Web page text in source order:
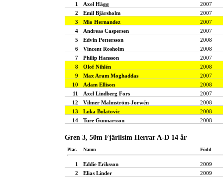
1 Axel Hägg
2007
2
Emil Bjärsholm
2007
3
Mio Hernandez
2007
4
Andreas Caspersen
2007
5
Edvin Pettersson
2008
6
Vincent Rosholm
2008
7
Philip Hansson
2007
8
Olof Nihlén
2008
9
Max Aram Moghaddas
2007
10
Adam Ellison
2008
11
Axel Lindberg Fors
2007
12
Vilmer Malmström-Jorwén
2008
13
Luka Bulatovic
2008
14
Ture Gunnarsson 2008
Gren 3, 50m Fjärilsim Herrar A-D 14 år
Plac. Namn Född
1 Eddie Eriksson
2009
2
Elias Linder
2009